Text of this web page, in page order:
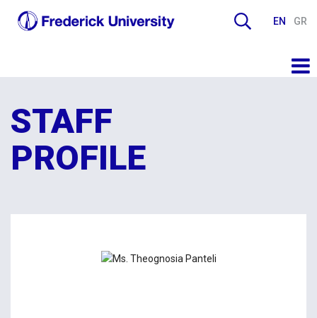
EN GR
STAFF
PROFILE